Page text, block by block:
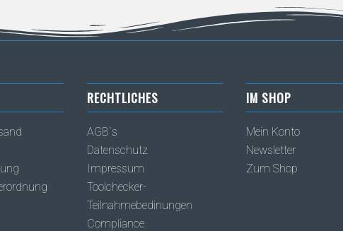
RECHTLICHES
AGB´s
Datenschutz
Impressum
Toolchecker-
Teilnahmebedinungen
Compliance
IM SHOP
Mein Konto
Newsletter
Zum Shop